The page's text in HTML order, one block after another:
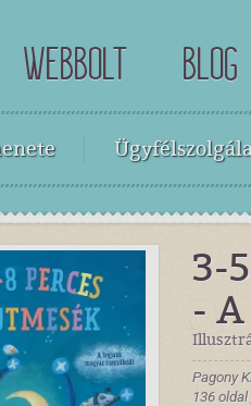
WEBBOLT BLOG
3-
-
Pagony
136